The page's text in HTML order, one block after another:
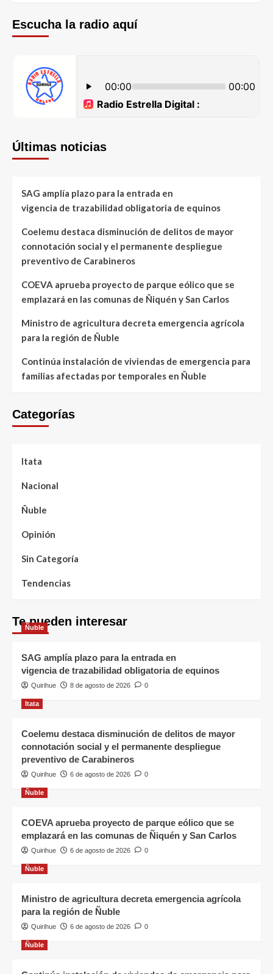
Escucha la radio aquí
Últimas noticias
SAG amplía plazo para la entrada en
vigencia de trazabilidad obligatoria de equinos
Coelemu destaca disminución de delitos de mayor
connotación social y el permanente despliegue
preventivo de Carabineros
COEVA aprueba proyecto de parque eólico que se
emplazará en las comunas de Ñiquén y San Carlos
Ministro de agricultura decreta emergencia agrícola
para la región de Ñuble
Continúa instalación de viviendas de emergencia para
familias afectadas por temporales en Ñuble
Categorías
Itata
Nacional
Ñuble
Opinión
Sin Categoría
Tendencias
Te pueden interesar
Ñuble
SAG amplía plazo para la entrada en
vigencia de trazabilidad obligatoria de equinos
Quirihue 8 de agosto de 2026 0
Itata
Coelemu destaca disminución de delitos de mayor
connotación social y el permanente despliegue
preventivo de Carabineros
Quirihue 6 de agosto de 2026 0
Ñuble
COEVA aprueba proyecto de parque eólico que se
emplazará en las comunas de Ñiquén y San Carlos
Quirihue 6 de agosto de 2026 0
Ñuble
Ministro de agricultura decreta emergencia agrícola
para la región de Ñuble
Quirihue 6 de agosto de 2026 0
Ñuble